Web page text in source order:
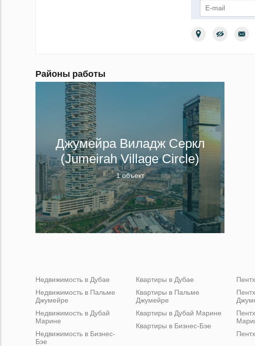
Районы работы
Джумейра Виладж Серкл
(Jumeirah Village Circle)
1 объект
Недвижимость в Дубае
Недвижимость в Пальме
Джумейре
Недвижимость в Дубай
Марине
Недвижимость в Бизнес-
Бэе
Квартиры в Дубае
Квартиры в Пальме
Джумейре
Квартиры в Дубай Марине
Квартиры в Бизнес-Бэе